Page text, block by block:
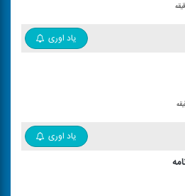
یاد اوری
یاد اوری